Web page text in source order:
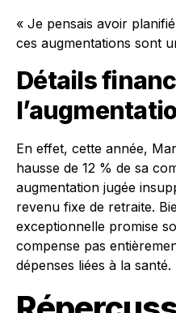
« Je pensais avoir
ces augmentations sont
Détails
En effet, cette année,
hausse de 12 % de sa
augmentation jugée
revenu fixe de retraite.
exceptionnelle promise
compense pas
dépenses liées à la santé.